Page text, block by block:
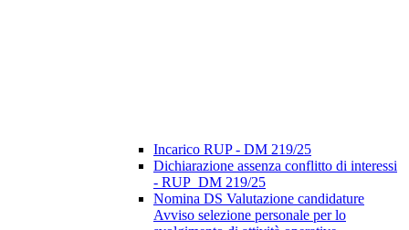
Incarico RUP - DM 219/25
Dichiarazione assenza conflitto di interessi
- RUP_DM 219/25
Nomina DS Valutazione candidature
Avviso selezione personale per lo